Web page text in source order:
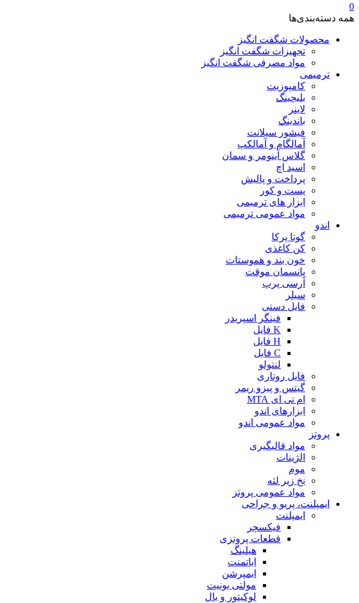
0
همه دسته‌بندی‌ها
محصولات شگفت انگیز
تجهیزات شگفت انگیز
مواد مصرفی شگفت انگیز
ترمیمی
کامپوزیت
بلیچینگ
لاینر
باندینگ
فیشور سیلانت
آمالگام و آمالکپ
گلاس آینومر و سمان
اسید اچ
پرداخت و پالیش
پست و کور
ابزار های ترمیمی
مواد عمومی ترمیمی
اندو
گوتا پرکا
کن کاغذی
خون بند و هموستات
پانسمان موقت
آرسی پرپ
سیلر
فایل دستی
فینگر اسپریدر
K فایل
H فایل
C فایل
لنتولو
فایل روتاری
گیتس و پیزو ریمر
ام تی ای MTA
ابزارهای اندو
مواد عمومی اندو
پروتز
مواد قالبگیری
الژینات
موم
نخ زیر لثه
مواد عمومی پروتز
ایمپلنت، پریو و جراحی
ایمپلنت
فیکسچر
قطعات پروتزی
هیلینگ
اباتمنت
ایمپرشن
مولتی یونیت
لوکیتور و بال